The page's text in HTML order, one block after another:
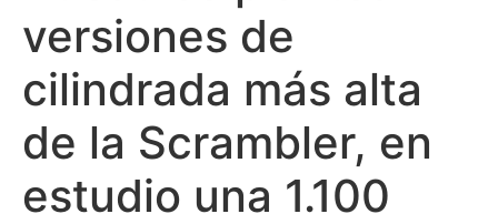
versiones de
cilindrada más alta
de la Scrambler, en
estudio una 1.100